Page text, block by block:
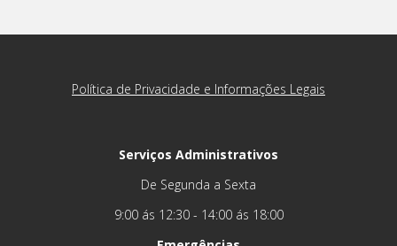
Política de Privacidade e Informações Legais
Serviços Administrativos
De Segunda a Sexta
9:00 ás 12:30 - 14:00 ás 18:00